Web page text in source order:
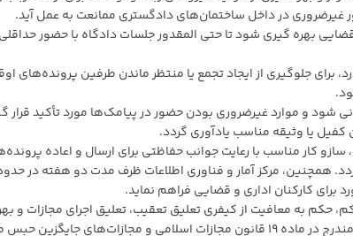
غیرضروری در داخل ساختمان‌های دادگستری ممانعت به عمل آید.
بهره گیری شود تا حتی المقدور جلسات دادگاه با حضور حداقلی
برای جلوگیری از ایجاد تجمع یا منتظر ماندن طرفین پرونده‌های
کار مناسب با رعایت جوانب حفاظتی برای ارسال و اعاده
همچنین، مرکز آمار و فناوری اطلاعات ظرف مدت دو هفته در
کارکنان اداری و قضایی فراهم نماید.
حکم به معافیت از کیفری تعلیق تعقیب، تعلیق اجرای مجازات و
مندی از ظرفیت‌های موجود، مانند تعیین مجازات‌های درجه ۷ و ۸ مندرج در ماده ۱۹ قانون مجازات اسلامی و مجازات‌های